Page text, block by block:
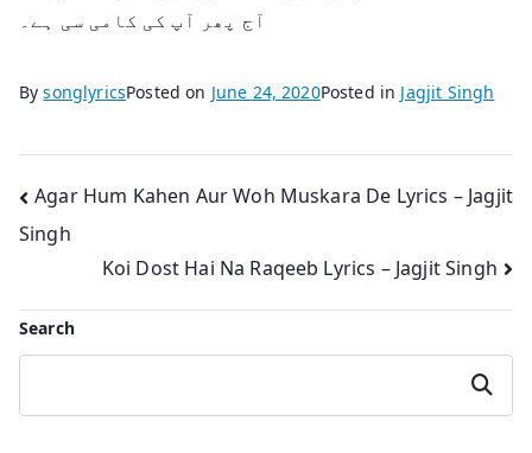
آج پھر آپ کی کامی سی ہے۔
BysonglyricsPosted on June 24, 2020Posted in Jagjit Singh
Post
navigation
Agar Hum Kahen Aur Woh Muskara De Lyrics – Jagjit
Singh
Koi Dost Hai Na Raqeeb Lyrics – Jagjit Singh
Search
Search